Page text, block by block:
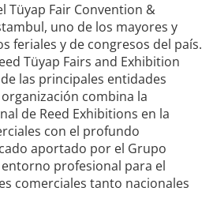
Tüyap Fair Convention &
uno de los mayores y
feriales y de congresos del país.
Tüyap Fairs and Exhibition
las principales entidades
combina la
de Reed Exhibitions en la
con el profundo
aportado por el Grupo
profesional para el
comerciales tanto nacionales